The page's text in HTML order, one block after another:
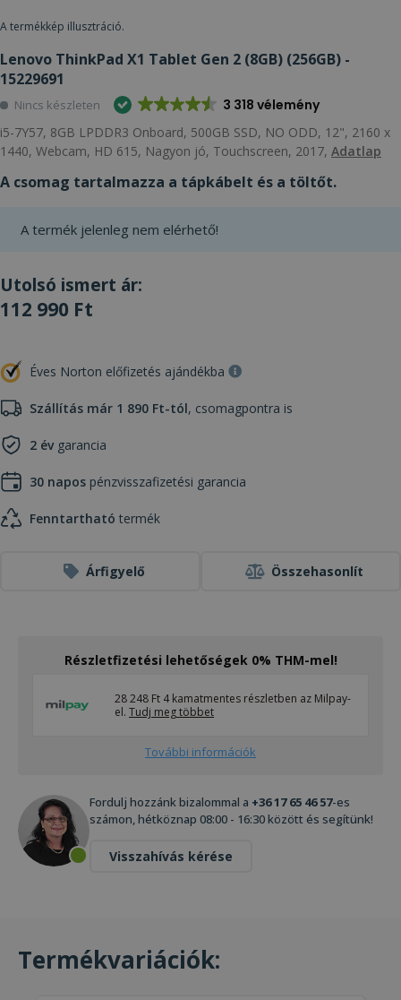
A termékkép illusztráció.
Lenovo ThinkPad X1 Tablet Gen 2 (8GB) (256GB) -
15229691
Nincs készleten 3 318 vélemény
i5-7Y57, 8GB LPDDR3 Onboard, 500GB SSD, NO ODD, 12", 2160 x
1440, Webcam, HD 615, Nagyon jó, Touchscreen, 2017, Adatlap
A csomag tartalmazza a tápkábelt és a töltőt.
A termék jelenleg nem elérhető!
Utolsó ismert ár:
112 990 Ft
Éves Norton előfizetés ajándékba
Szállítás már 1 890 Ft-tól, csomagpontra is
2 évgarancia
30 napos pénzvisszafizetési garancia
Fenntartható termék
Árfigyelő Összehasonlít
Részletfizetési lehetőségek 0% THM-mel!
28 248 Ft 4 kamatmentes részletben az Milpay-
el. Tudj meg többet
További információk
Fordulj hozzánk bizalommal a +36 17 65 46 57-es
számon, hétköznap 08:00 - 16:30 között és segítünk!
Visszahívás kérése
Termékvariációk: